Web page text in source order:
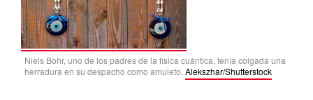
Niels Bohr, uno de los padres de la física cuántica, tenía colgada una
herradura en su despacho como amuleto. Alekszhar/Shutterstock